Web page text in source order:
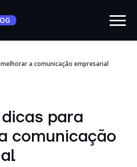
a comunicação empresarial
para
comunicação